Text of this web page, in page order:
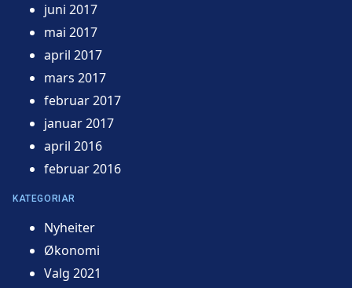
juni 2017
mai 2017
april 2017
mars 2017
februar 2017
januar 2017
april 2016
februar 2016
KATEGORIAR
Nyheiter
Økonomi
Valg 2021